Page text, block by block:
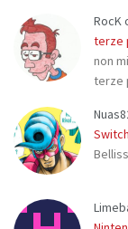
RocK
terze
non
terze